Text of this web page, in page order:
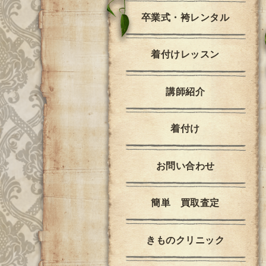
卒業式・袴レンタル
着付けレッスン
講師紹介
着付け
お問い合わせ
簡単 買取査定
きものクリニック